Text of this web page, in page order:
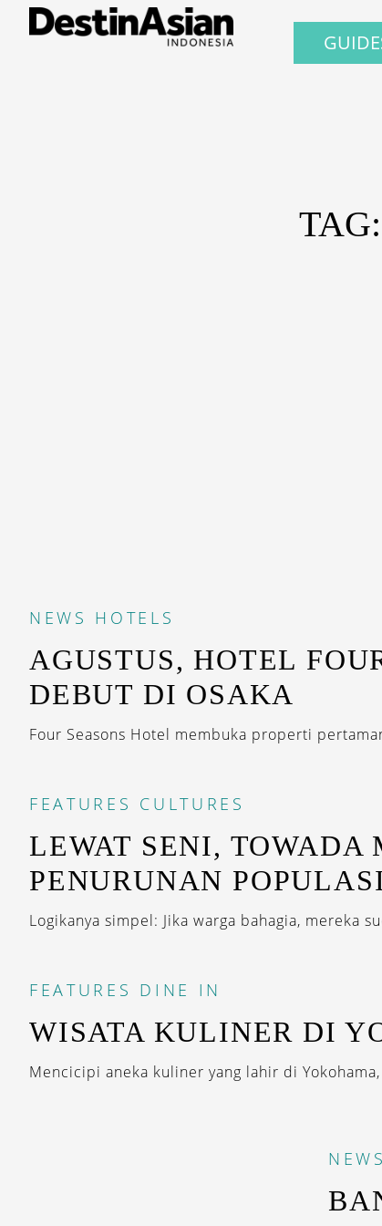
NEWS HOTELS
AGUSTUS, HOTEL
DEBUT DI OSAKA
Four Seasons Hotel membuka properti
FEATURES CULTURES
LEWAT SENI, TOWADA
PENURUNAN
Logikanya simpel: Jika warga bahagia, mereka
FEATURES DINE IN
WISATA KULINER DI
Mencicipi aneka kuliner yang lahir di
NEWS